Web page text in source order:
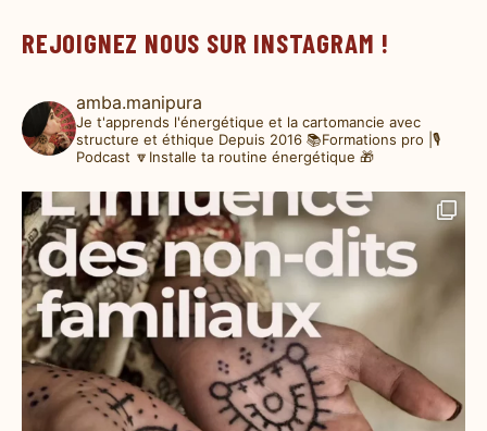
REJOIGNEZ NOUS SUR INSTAGRAM !
amba.manipura
Je t'apprends l'énergétique et la cartomancie avec
structure et éthique Depuis 2016 📚Formations pro |🎙️
Podcast 🔽Installe ta routine énergétique 🎁